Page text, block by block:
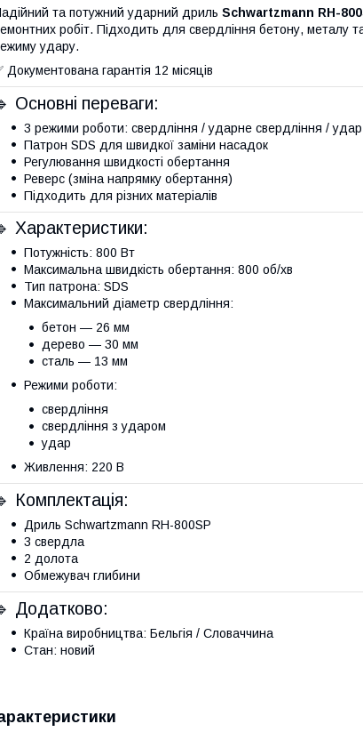
та потужний ударний дриль Schwartzmann RH-
робіт. Підходить для свердління бетону, металу
удару.
Документована гарантія 12 місяців
Основні переваги:
3 режими роботи: свердління / ударне свердління / удар
Патрон SDS для швидкої заміни насадок
Регулювання швидкості обертання
Реверс (зміна напрямку обертання)
Підходить для різних матеріалів
Характеристики:
Потужність: 800 Вт
Максимальна швидкість обертання: 800 об/хв
Тип патрона: SDS
Максимальний діаметр свердління:
бетон — 26 мм
дерево — 30 мм
сталь — 13 мм
Режими роботи:
свердління
свердління з ударом
удар
Живлення: 220 В
Комплектація:
Дриль Schwartzmann RH-800SP
3 свердла
2 долота
Обмежувач глибини
Додатково:
Країна виробництва: Бельгія / Словаччина
Стан: новий